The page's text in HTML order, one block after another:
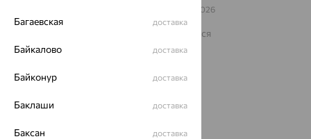
– 2026
Архив акций
Карта сайта
На информационном ресурсе применяются
рекомендательные технологии
Политика конфеденциальности
Багаевская доставка
Байкалово доставка
Байконур доставка
Баклаши доставка
Баксан доставка